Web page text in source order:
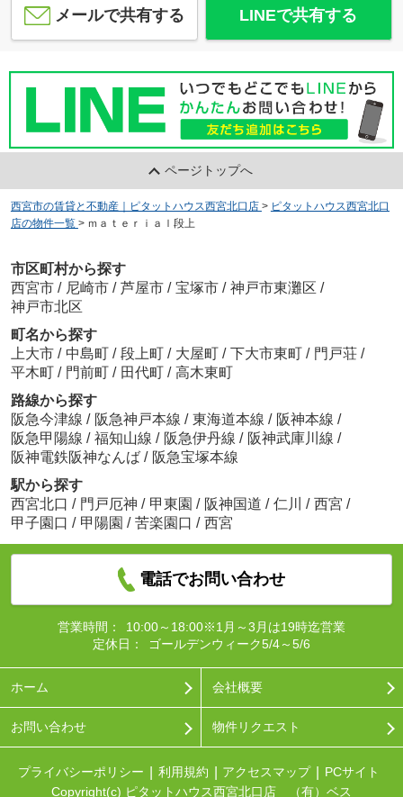
メールで共有する LINEで共有する
ページトップへ
西宮市の賃貸と不動産｜ピタットハウス西宮北口店 > ピタットハウス西宮北口
店の物件一覧 > ｍａｔｅｒｉａｌ段上
市区町村から探す
西宮市 / 尼崎市 / 芦屋市 / 宝塚市 / 神戸市東灘区 /
神戸市北区
町名から探す
上大市 / 中島町 / 段上町 / 大屋町 / 下大市東町 / 門戸荘 /
平木町 / 門前町 / 田代町 / 高木東町
路線から探す
阪急今津線 / 阪急神戸本線 / 東海道本線 / 阪神本線 /
阪急甲陽線 / 福知山線 / 阪急伊丹線 / 阪神武庫川線 /
阪神電鉄阪神なんば / 阪急宝塚本線
駅から探す
西宮北口 / 門戸厄神 / 甲東園 / 阪神国道 / 仁川 / 西宮 /
甲子園口 / 甲陽園 / 苦楽園口 / 西宮
電話でお問い合わせ
営業時間：
10:00～18:00※1月～3月は19時迄営業
定休日：
ゴールデンウィーク5/4～5/6
ホーム 会社概要
お問い合わせ 物件リクエスト
プライバシーポリシー 利用規約 アクセスマップ
PCサイト
Copyright(c) ピタットハウス西宮北口店 （有）ベス